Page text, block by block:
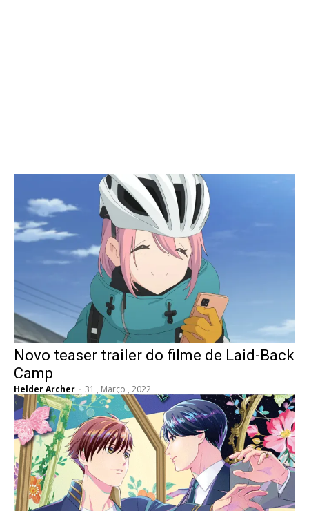
Novo teaser trailer do filme de Laid-Back
Camp
Helder Archer - 31 , Março , 2022